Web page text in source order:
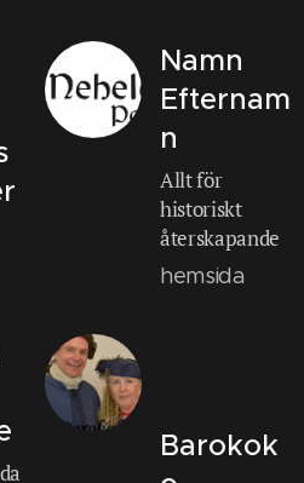
Namn
Efternam
n
Allt för
historiskt
återskapande
hemsida
Barokok